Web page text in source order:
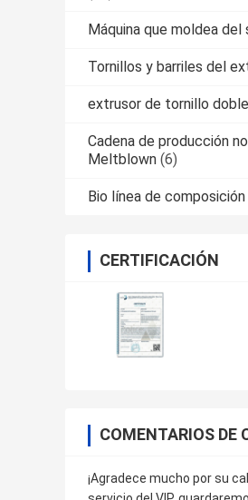
Máquina que moldea del
Tornillos y barriles del
extrusor de tornillo doble
Cadena de producción
Meltblown (6)
Bio línea de
CERTIFICACIÓN
COMENTARIOS DE
¡Agradece mucho por su